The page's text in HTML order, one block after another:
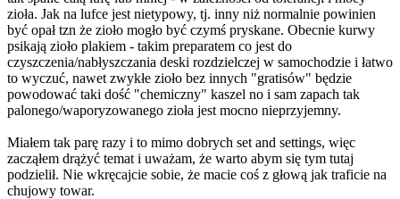
zioła. Jak na lufce jest nietypowy, tj. inny niż normalnie powinien
być opał tzn że zioło mogło być czymś pryskane. Obecnie kurwy
psikają zioło plakiem - takim preparatem co jest do
czyszczenia/nabłyszczania deski rozdzielczej w samochodzie i łatwo
to wyczuć, nawet zwykłe zioło bez innych "gratisów" będzie
powodować taki dość "chemiczny" kaszel no i sam zapach tak
palonego/waporyzowanego zioła jest mocno nieprzyjemny.
Miałem tak parę razy i to mimo dobrych set and settings, więc
zacząłem drążyć temat i uważam, że warto abym się tym tutaj
podzielił. Nie wkręcajcie sobie, że macie coś z głową jak traficie na
chujowy towar.